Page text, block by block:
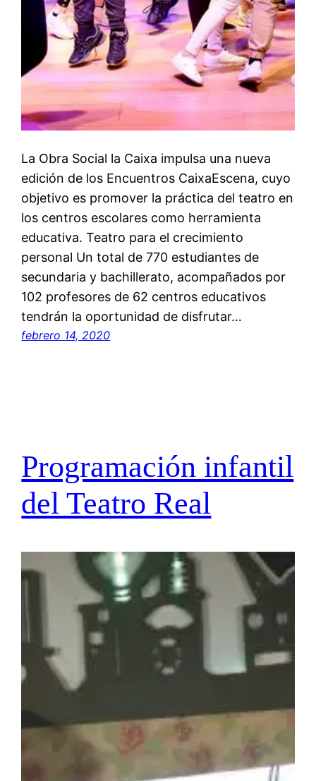
La Obra Social la Caixa impulsa una nueva
edición de los Encuentros CaixaEscena, cuyo
objetivo es promover la práctica del teatro en
los centros escolares como herramienta
educativa. Teatro para el crecimiento
personal Un total de 770 estudiantes de
secundaria y bachillerato, acompañados por
102 profesores de 62 centros educativos
tendrán la oportunidad de disfrutar…
febrero 14, 2020
Programación infantil
del Teatro Real